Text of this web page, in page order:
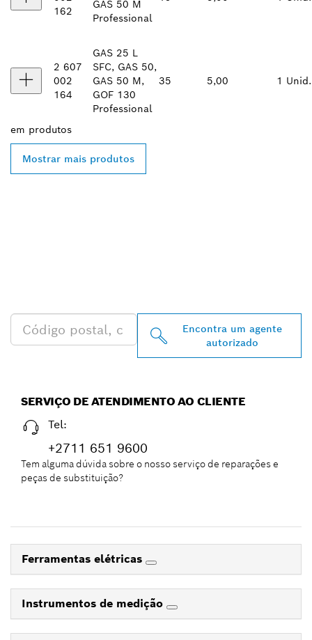
162
GAS 50 M
Professional
2 607
002
164
GAS 25 L
SFC, GAS 50,
GAS 50 M,
GOF 130
Professional
35 5,00 1 Unid.
em produtos
Mostrar mais produtos
Encontra um agente
autorizado
SERVIÇO DE ATENDIMENTO AO CLIENTE
Tel:
+2711 651 9600
Tem alguma dúvida sobre o nosso serviço de reparações e
peças de substituição?
Ferramentas elétricas
Instrumentos de medição